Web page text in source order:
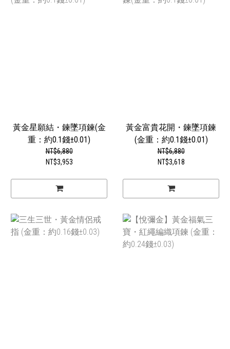
黃金星願結・鍊墜項鍊(金
重：約0.1錢±0.01)
NT$6,880
NT$3,953
黃金富貴花開・鍊墜項鍊
(金重：約0.1錢±0.01)
NT$6,880
NT$3,618